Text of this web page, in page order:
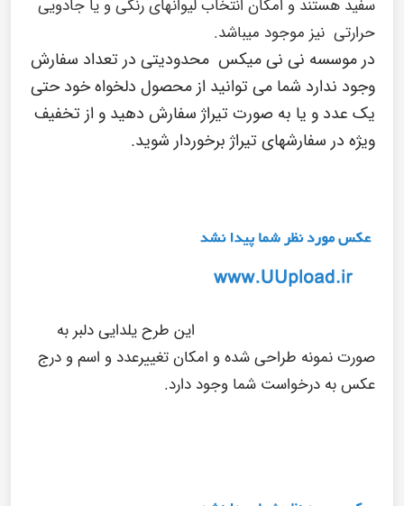
حرارتی نیز موجود میباشد.
درموسسه نی نی میکس محدودیتی در تعداد سفارش
وجود ندارد شما می توانید از محصول دلخواه خود حتی
یک عدد و یا به صورت تیراژ سفارش دهید و از تخفیف
ویژه در سفارشهای تیراژ برخوردار شوید.
این طرح یلدایی دلبر به
صورت نمونه طراحی شده و امکان تغییرعدد و اسم و درج
عکس به درخواست شما وجود دارد.